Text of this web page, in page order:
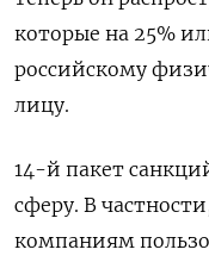
которые на 25%
российскому
лицу.
14-й пакет
сферу. В
компаниям